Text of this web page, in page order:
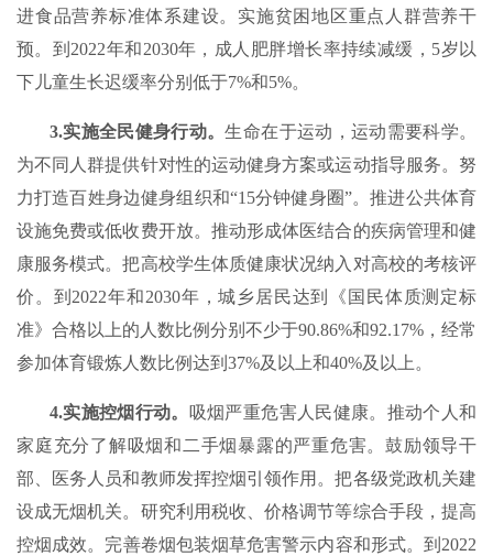
进食品营养标准体系建设。实施贫困地区重点人群营养干
预。到2022年和2030年，成人肥胖增长率持续减缓，5岁以
下儿童生长迟缓率分别低于7%和5%。
3.实施全民健身行动。生命在于运动，运动需要科学。
为不同人群提供针对性的运动健身方案或运动指导服务。努
力打造百姓身边健身组织和“15分钟健身圈”。推进公共体育
设施免费或低收费开放。推动形成体医结合的疾病管理和健
康服务模式。把高校学生体质健康状况纳入对高校的考核评
价。到2022年和2030年，城乡居民达到《国民体质测定标
准》合格以上的人数比例分别不少于90.86%和92.17%，经常
参加体育锻炼人数比例达到37%及以上和40%及以上。
4.实施控烟行动。 吸烟严重危害人民健康。推动个人和
家庭充分了解吸烟和二手烟暴露的严重危害。鼓励领导干
部、医务人员和教师发挥控烟引领作用。把各级党政机关建
设成无烟机关。研究利用税收、价格调节等综合手段，提高
控烟成效。完善卷烟包装烟草危害警示内容和形式。到2022